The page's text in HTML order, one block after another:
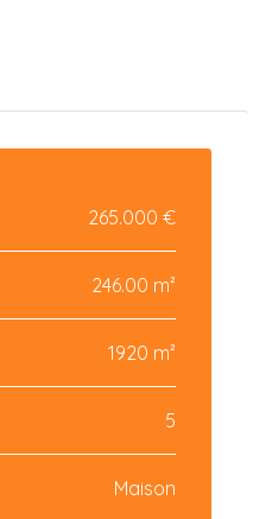
265.000 €
246.00 m²
1920 m²
5
Maison